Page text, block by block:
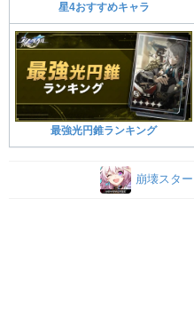
星4おすすめキャラ
最強光円錐ランキング
崩壊スタ